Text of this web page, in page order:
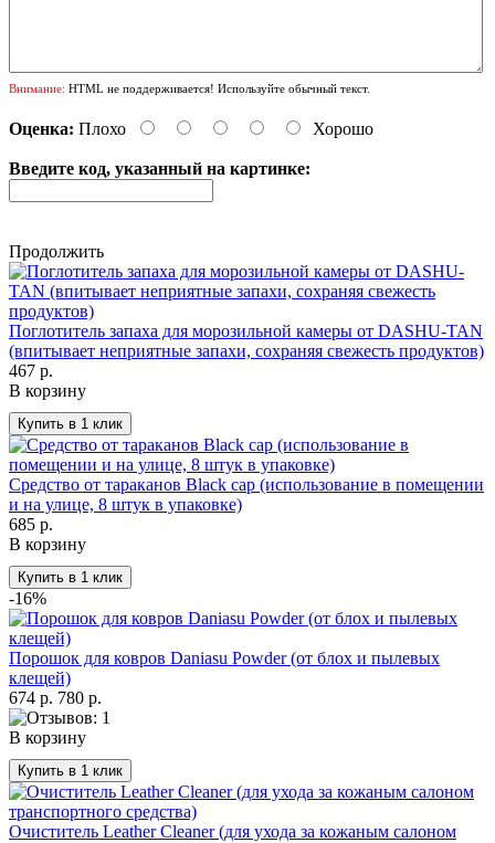
Внимание: HTML не поддерживается! Используйте обычный текст.
Оценка: Плохо Хорошо
Введите код, указанный на картинке:
Продолжить
Поглотитель запаха для морозильной камеры от DASHU-TAN
(впитывает неприятные запахи, сохраняя свежесть продуктов)
467 р.
В корзину
Средство от тараканов Black cap (использование в помещении
и на улице, 8 штук в упаковке)
685 р.
В корзину
-16%
Порошок для ковров Daniasu Powder (от блох и пылевых
клещей)
674 р. 780 р.
В корзину
Очиститель Leather Cleaner (для ухода за кожаным салоном